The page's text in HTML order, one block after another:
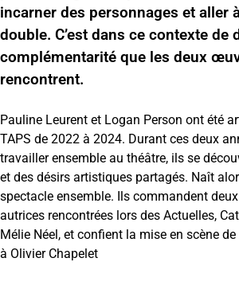
incarner des personnages et aller
double. C’est dans ce contexte de
complémentarité que les deux
rencontrent.
Pauline Leurent et Logan Person ont été
TAPS de 2022 à 2024. Durant ces deux
travailler ensemble au théâtre, ils se
et des désirs artistiques partagés. Naît
spectacle ensemble. Ils commandent
autrices rencontrées lors des Actuelles,
Mélie Néel, et confient la mise en scène
à Olivier Chapelet